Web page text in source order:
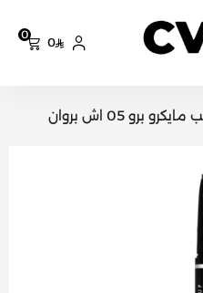
0
0
برو 05 اش بروان